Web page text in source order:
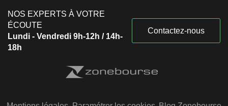
NOS EXPERTS À VOTRE
ÉCOUTE
Lundi - Vendredi 9h-12h / 14h-
18h
Contactez-nous